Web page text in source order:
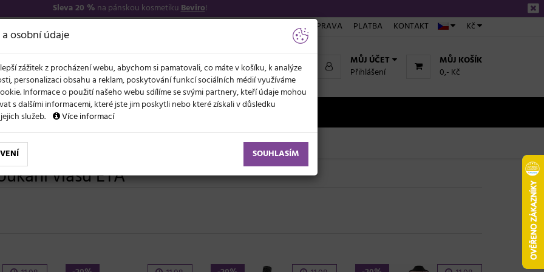
Sleva 20 % na pánskou kosmetikuBeviro!
Kč
DOPRAVA PLATBA KONTAKT
MŮJ KOŠÍK
0,- Kč
MŮJ ÚČET
Přihlášení
NOVĚ LÉTO A VLASY AKCE
vlasů ETA
osobní údaje
zážitek z procházení webu, abychom si pamatovali, co máte v košíku, k analýze
personalizaci obsahu a reklam, poskytování funkcí sociálních médií využíváme
Informace o použití našeho webu sdílíme se svými partnery, kteří údaje mohou
s dalšími informacemi, které jste jim poskytli nebo které získali v důsledku
služeb.
Více informací
SOUHLASÍM